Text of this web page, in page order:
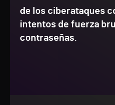
de los ciberataques
intentos de fuerza
contraseñas.